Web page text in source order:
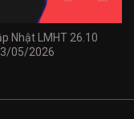
Nhật LMHT 26.10
05/2026